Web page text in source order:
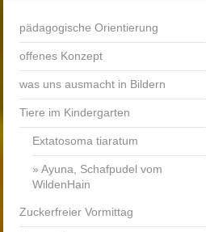
pädagogische Orientierung
offenes Konzept
was uns ausmacht in Bildern
Tiere im Kindergarten
Extatosoma tiaratum
Ayuna, Schafpudel vom
WildenHain
Zuckerfreier Vormittag